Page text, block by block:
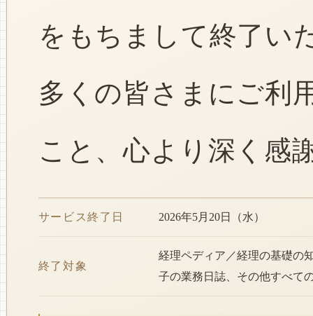
をもちまして終了い
多くの皆さまにご利
こと、心より深く感
サービス終了日 2026年5月20日（水）
終了対象
経理ペディア／経理の基礎の
子の業務日誌、その他すべて